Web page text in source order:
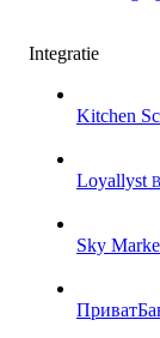
Integratie
Kitchen
Loyallyst
Sky